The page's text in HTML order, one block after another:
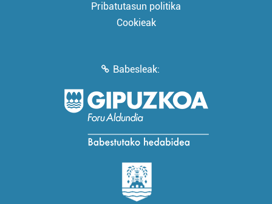
Pribatutasun politika
Cookieak
Babesleak: